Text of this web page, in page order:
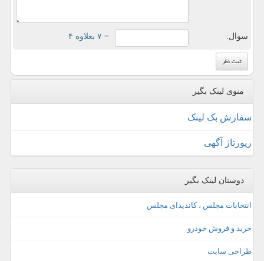
سوال: = ۷ بعلاوه ۴
منوی لینک بگیر
سفارش بک لینک
رپورتاژ آگهی
دوستان لینک بگیر
انتخابات مجلس ، کاندیدای مجلس
خرید و فروش خودرو
طراحی سایت